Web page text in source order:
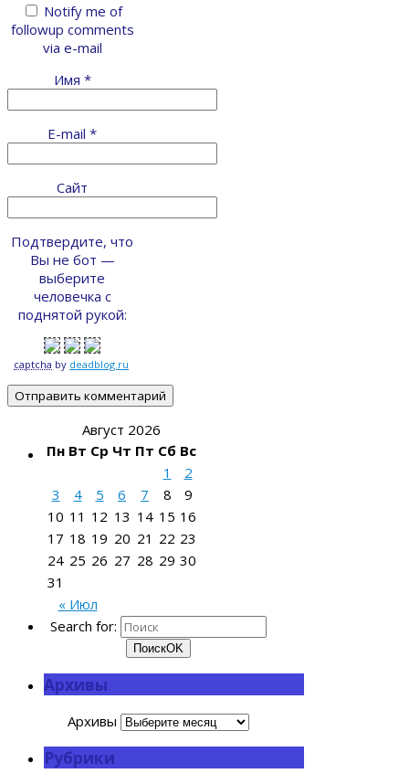
Notify me of
followup comments
via e-mail
Имя *
E-mail *
Сайт
Подтвердите, что
Вы не бот —
выберите
человечка с
поднятой рукой:
captcha by deadblog.ru
Август 2026
Пн Вт Ср Чт Пт Сб Вс
« Июл
1
2
3
4 5 6 7 8
9
10 11 12 13 14 15 16
17 18 19 20 21 22 23
24 25 26 27 28 29 30
31
Search for:
ПоискOK
Архивы
Архивы
Рубрики